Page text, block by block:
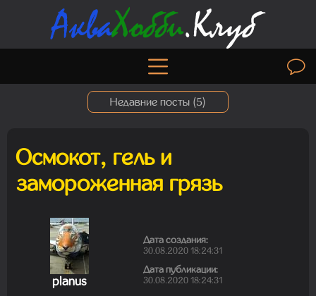
Недавние посты (5)
Madam
06.08.2026 19:50:30
01.08.2026 19:41:26
Осмокот, гель и
замороженная грязь
planus
Дата создания:
30.08.2020 18:24:31
Дата публикации:
30.08.2020 18:24:31